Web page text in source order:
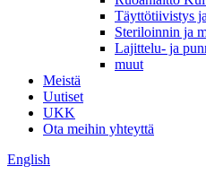
Täyttötiivistys
Steriloinnin ja
Lajittelu- ja
muut
Meistä
Uutiset
UKK
Ota meihin yhteyttä
English